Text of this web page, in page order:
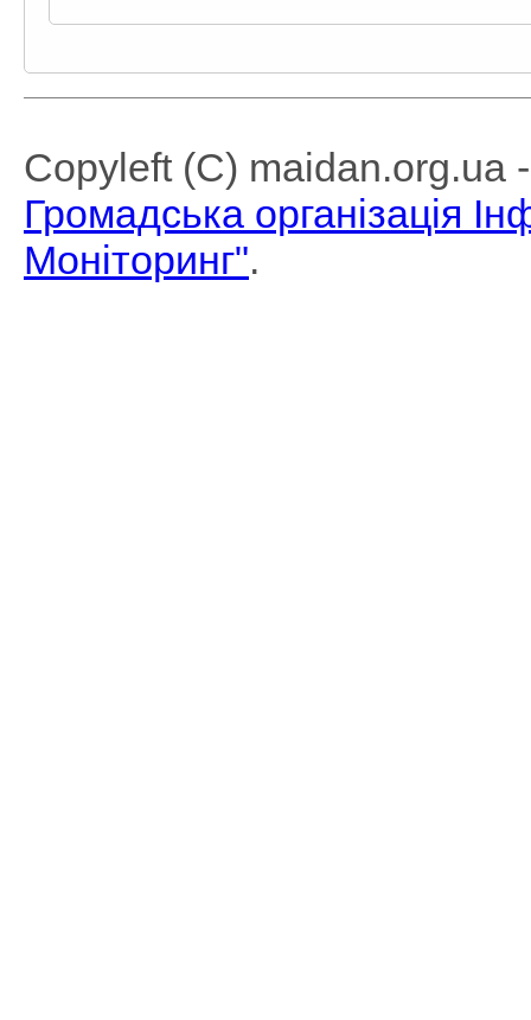
Copyleft (C) maidan.org.ua
Громадська організація
Моніторинг".